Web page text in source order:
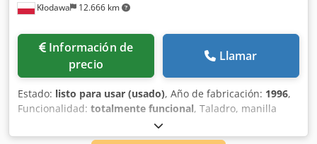
Kłodawa 12.666 km
Información de
precio
Llamar
Estado: listo para usar (usado), Año de fabricación: 1996,
Funcionalidad: totalmente funcional, Taladro, manilla
para puerta HESS. Unidad individual con mordazas
neumáticas. Para ventanas de PVC y ALU. Dcedpfx Akjv H E